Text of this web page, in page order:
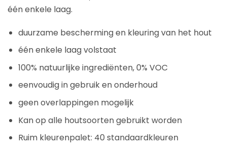
één enkele laag.
duurzame bescherming en kleuring van het hout
één enkele laag volstaat
100% natuurlijke ingrediënten, 0% VOC
eenvoudig in gebruik en onderhoud
geen overlappingen mogelijk
Kan op alle houtsoorten gebruikt worden
Ruim kleurenpalet: 40 standaardkleuren